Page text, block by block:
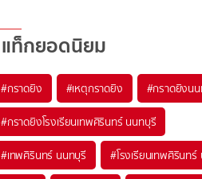
แท็กยอดนิยม
#กราดยิง #เหตุกราดยิง #กราดยิงน
#กราดยิงโรงเรียนเทพศิรินทร์ นนทบุรี
#เทพศิรินทร์ นนทบุรี #โรงเรียนเทพศิรินท